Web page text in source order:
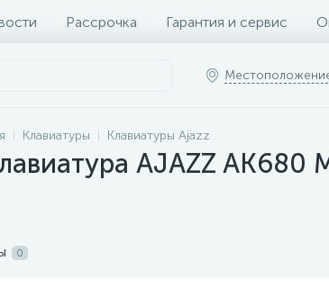
Рассрочка Гарантия и сервис
Клавиатуры Клавиатуры Ajazz
AJAZZ
0